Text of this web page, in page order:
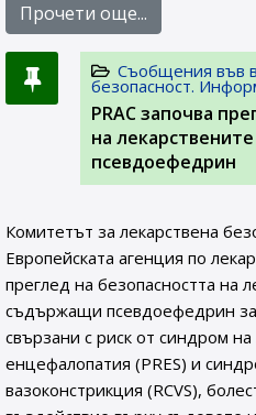
Прочети още...
Съобщения във
безопасност.
PRAC започва
на
псевдоефедрин
Комитетът за лекарствена
Европейската агенция по
преглед на безопасността на
съдържащи псевдоефедрин
свързани с риск от синдром
енцефалопатия (PRES) и
вазоконстрикция (RCVS),